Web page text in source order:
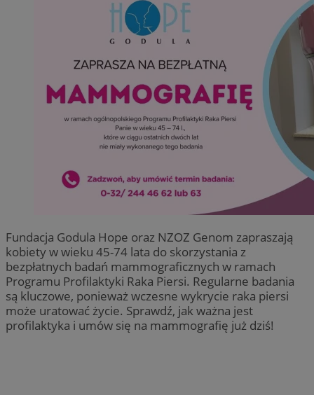
Fundacja Godula Hope oraz NZOZ Genom zapraszają
kobiety w wieku 45-74 lata do skorzystania z
bezpłatnych badań mammograficznych w ramach
Programu Profilaktyki Raka Piersi. Regularne badania
są kluczowe, ponieważ wczesne wykrycie raka piersi
może uratować życie. Sprawdź, jak ważna jest
profilaktyka i umów się na mammografię już dziś!